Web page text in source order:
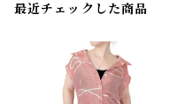
最近チェックした商品